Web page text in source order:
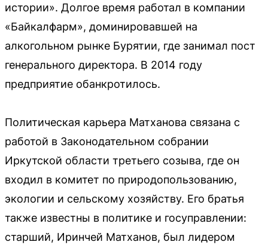
истории». Долгое время работал в компании
«Байкалфарм», доминировавшей на
алкогольном рынке Бурятии, где занимал пост
генерального директора. В 2014 году
предприятие обанкротилось.
Политическая карьера Матханова связана с
работой в Законодательном собрании
Иркутской области третьего созыва, где он
входил в комитет по природопользованию,
экологии и сельскому хозяйству. Его братья
также известны в политике и госуправлении:
старший, Иринчей Матханов, был лидером